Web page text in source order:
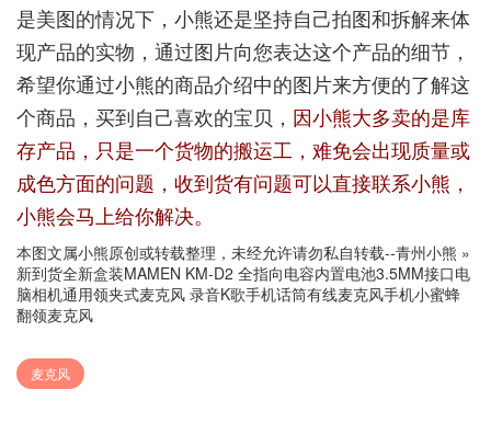
是美图的情况下，小熊还是坚持自己拍图和拆解来体
现产品的实物，通过图片向您表达这个产品的细节，
希望你通过小熊的商品介绍中的图片来方便的了解这
个商品，买到自己喜欢的宝贝， 因小熊大多卖的是库
存产品，只是一个货物的搬运工，难免会出现质量或
成色方面的问题，收到货有问题可以直接联系小熊，
小熊会马上给你解决。
本图文属小熊原创或转载整理，未经允许请勿私自转载--青州小熊 »
新到货全新盒装MAMEN KM-D2 全指向电容内置电池3.5MM接口电
脑相机通用领夹式麦克风 录音K歌手机话筒有线麦克风手机小蜜蜂
翻领麦克风
麦克风